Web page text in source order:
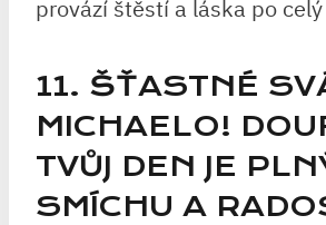
provází štěstí a láska po
11. ŠŤASTNÉ
MICHAELO!
TVŮJ DEN JE
SMÍCHU A